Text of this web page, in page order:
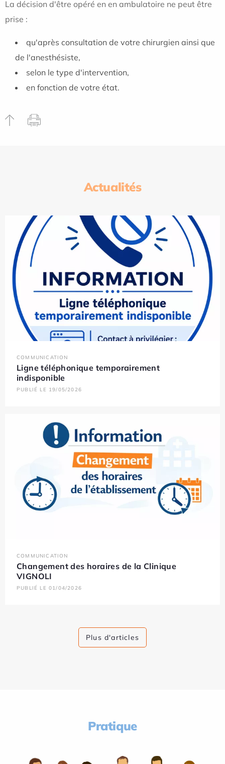
La décision d'être opéré en en ambulatoire ne peut être
prise :
qu'après consultation de votre chirurgien ainsi que
de l'anesthésiste,
selon le type d'intervention,
en fonction de votre état.
Actualités
COMMUNICATION
Ligne téléphonique temporairement
indisponible
PUBLIÉ LE 19/05/2026
COMMUNICATION
Changement des horaires de la Clinique
VIGNOLI
PUBLIÉ LE 01/04/2026
Plus d'articles
Pratique